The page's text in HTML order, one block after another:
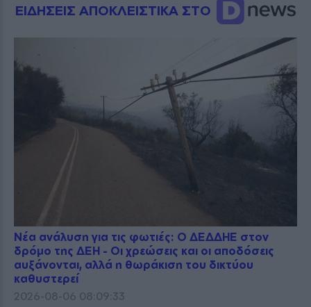
ΕΙΔΗΣΕΙΣ ΑΠΟΚΛΕΙΣΤΙΚΑ ΣΤΟ
Νέα ανάλυση για τις φωτιές: Ο ΔΕΔΔΗΕ στον
δρόμο της ΔΕΗ - Οι χρεώσεις και οι αποδόσεις
αυξάνονται, αλλά η θωράκιση του δικτύου
καθυστερεί
2026-08-06 08:09:33